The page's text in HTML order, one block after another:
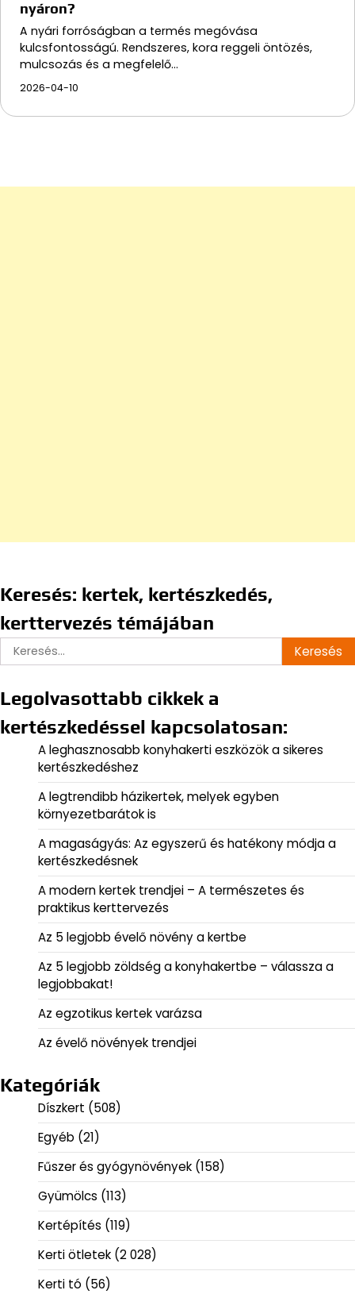
nyáron?
A nyári forróságban a termés megóvása
kulcsfontosságú. Rendszeres, kora reggeli öntözés,
mulcsozás és a megfelelő…
2026-04-10
Keresés: kertek, kertészkedés,
kerttervezés témájában
Keresés:
Legolvasottabb cikkek a
kertészkedéssel kapcsolatosan:
A leghasznosabb konyhakerti eszközök a sikeres
kertészkedéshez
A legtrendibb házikertek, melyek egyben
környezetbarátok is
A magaságyás: Az egyszerű és hatékony módja a
kertészkedésnek
A modern kertek trendjei – A természetes és
praktikus kerttervezés
Az 5 legjobb évelő növény a kertbe
Az 5 legjobb zöldség a konyhakertbe – válassza a
legjobbakat!
Az egzotikus kertek varázsa
Az évelő növények trendjei
Kategóriák
Díszkert (508)
Egyéb (21)
Fűszer és gyógynövények (158)
Gyümölcs (113)
Kertépítés (119)
Kerti ötletek (2 028)
Kerti tó (56)